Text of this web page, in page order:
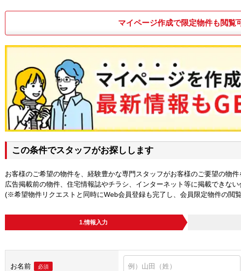
マイページ作成で限定物件も閲覧
この条件でスタッフがお探しします
お客様のご希望の物件を、経験豊かな専門スタッフがお客様のご要望の物件
広告掲載前の物件、住宅情報誌やチラシ、インターネット等に掲載できない
(※希望物件リクエストと同時にWeb会員登録も完了し、会員限定物件の閲
1.情報入力
お名前 必須